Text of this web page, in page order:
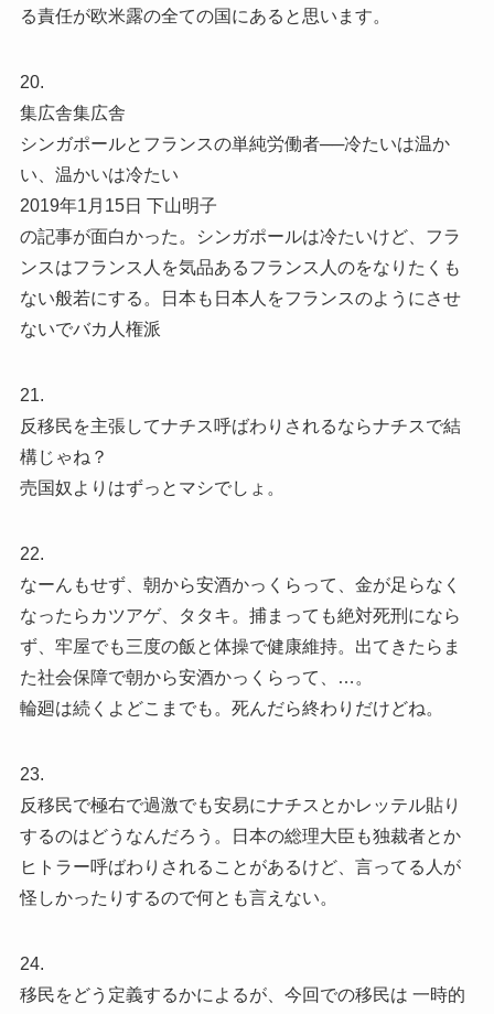
る責任が欧米露の全ての国にあると思います。
20.
集広舎集広舎
シンガポールとフランスの単純労働者──冷たいは温か
い、温かいは冷たい
2019年1月15日 下山明子
の記事が面白かった。シンガポールは冷たいけど、フラ
ンスはフランス人を気品あるフランス人のをなりたくも
ない般若にする。日本も日本人をフランスのようにさせ
ないでバカ人権派
21.
反移民を主張してナチス呼ばわりされるならナチスで結
構じゃね？
売国奴よりはずっとマシでしょ。
22.
なーんもせず、朝から安酒かっくらって、金が足らなく
なったらカツアゲ、タタキ。捕まっても絶対死刑になら
ず、牢屋でも三度の飯と体操で健康維持。出てきたらま
た社会保障で朝から安酒かっくらって、…。
輪廻は続くよどこまでも。死んだら終わりだけどね。
23.
反移民で極右で過激でも安易にナチスとかレッテル貼り
するのはどうなんだろう。日本の総理大臣も独裁者とか
ヒトラー呼ばわりされることがあるけど、言ってる人が
怪しかったりするので何とも言えない。
24.
移民をどう定義するかによるが、今回での移民は 一時的